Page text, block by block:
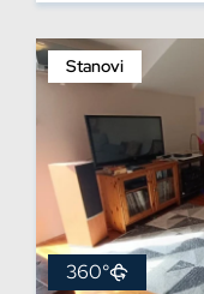
Stanovi
360°